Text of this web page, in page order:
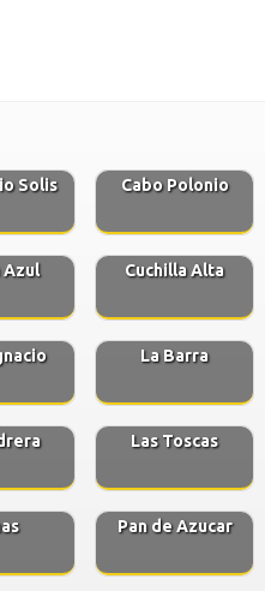
Solis Cabo Polonio
Azul Cuchilla Alta
La Barra
Las Toscas
Pan de Azucar